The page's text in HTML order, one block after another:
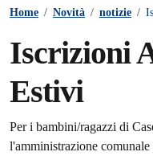
Home / Novità / notizie /
Iscrizioni
Estivi
Dettagli
Per i bambini/ragazzi di
l'amministrazione